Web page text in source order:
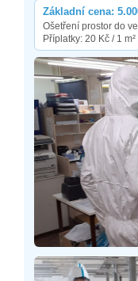
Základní cena:
Ošetření prostor do
Příplatky: 20 Kč / 1 m²